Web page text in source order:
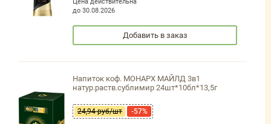
Цена действительна
до 30.08.2026
Добавить в заказ
Напиток коф. МОНАРХ МАЙЛД 3в1
натур.раств.сублимир 24шт*10бл*13,5г
24,94 руб/шт -57%